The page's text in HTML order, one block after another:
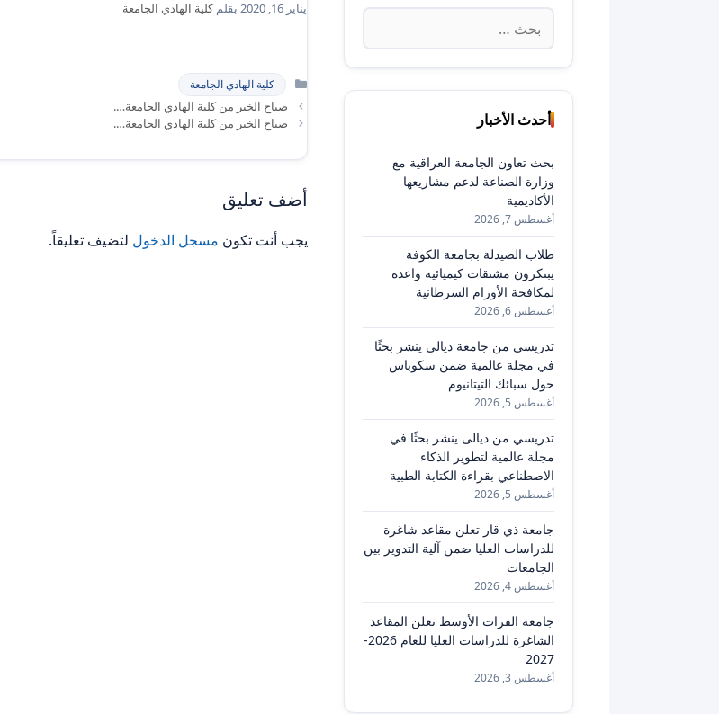
يناير 16, 2020 بقلمكلية الهادي الجامعة
التصنيفات
كلية الهادي الجامعة
صباح الخير من كلية الهادي الجامعة….
صباح الخير من كلية الهادي الجامعة….
أضف تعليق
يجب أنت تكون مسجل الدخول لتضيف تعليقاً.
البحث
عن:
أحدث الأخبار
بحث تعاون الجامعة العراقية مع
وزارة الصناعة لدعم مشاريعها
الأكاديمية
أغسطس 7, 2026
طلاب الصيدلة بجامعة الكوفة
يبتكرون مشتقات كيميائية واعدة
لمكافحة الأورام السرطانية
أغسطس 6, 2026
تدريسي من جامعة ديالى ينشر بحثًا
في مجلة عالمية ضمن سكوباس
حول سبائك التيتانيوم
أغسطس 5, 2026
تدريسي من ديالى ينشر بحثًا في
مجلة عالمية لتطوير الذكاء
الاصطناعي بقراءة الكتابة الطبية
أغسطس 5, 2026
جامعة ذي قار تعلن مقاعد شاغرة
للدراسات العليا ضمن آلية التدوير بين
الجامعات
أغسطس 4, 2026
جامعة الفرات الأوسط تعلن المقاعد
الشاغرة للدراسات العليا للعام 2026-
2027
أغسطس 3, 2026